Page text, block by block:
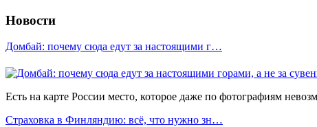
Новости
Домбай: почему сюда едут за настоящими г…
Есть на карте России место, которое даже по фотографиям
Страховка в Финляндию: всё, что нужно зн…